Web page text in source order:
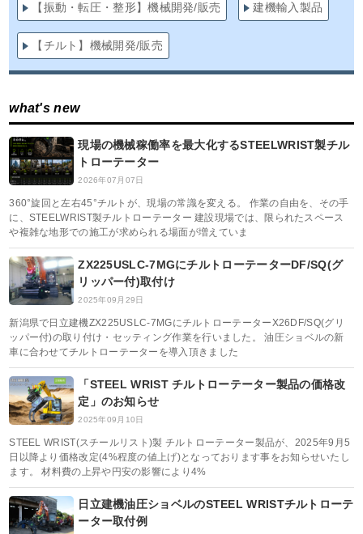
【振動・転圧・整形】機械開発/販売 建機輸入製品
【チルト】機械開発/販売
what's new
現場の機械稼働率を最大化するSTEELWRIST製チル
トローテーター
2026年07月07日
360°旋回と左右45°チルトが、現場の常識を変える。 作業の自由を、その手
に、STEELWRIST製チルトローテーター 建設現場では、限られたスペース
や複雑な地形での施工が求められる場面が増えていま
ZX225USLC-7MGにチルトローテーターDF/SQ(グ
リッパー付)取付け
2025年09月29日
新潟県で日立建機ZX225USLC-7MGにチルトローテーターX26DF/SQ(グリ
ッパー付)の取り付け・セッティング作業を行いました。 油圧ショベルの新
車に合わせてチルトローテーターを導入頂きました
「STEEL WRIST チルトローテーター製品の価格改
定」のお知らせ
2025年09月10日
STEEL WRIST(スチールリスト)製 チルトローテーター製品が、2025年9月5
日以降より価格改定(4%程度の値上げ)となっております事をお知らせいたし
ます。 材料費の上昇や円安の影響により4%
日立建機油圧ショベルのSTEEL WRISTチルトローテ
ーター取付例